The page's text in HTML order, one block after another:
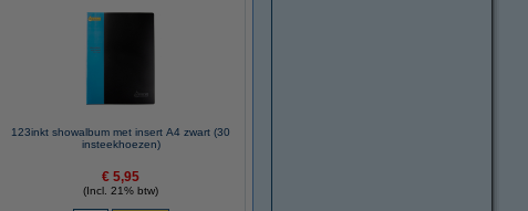
123inkt showalbum met insert A4 zwart (30
insteekhoezen)
€ 5,95
(Incl. 21% btw)